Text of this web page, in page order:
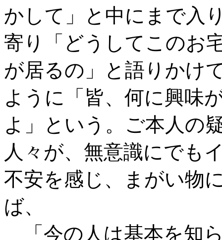
かして」と中にまで入
寄り「どうしてこのお
が居るの」と語りかけ
ように「皆、何に興味
よ」という。ご本人の
人々が、無意識にでも
不安を感じ、まがい物
ば、
「今の人は基本を知